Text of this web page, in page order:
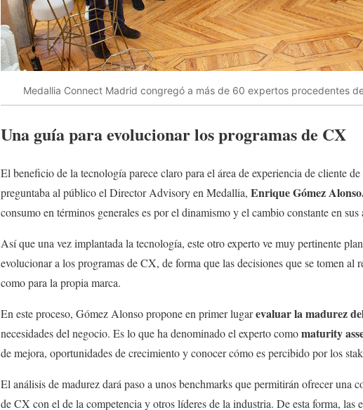
Medallia Connect Madrid congregó a más de 60 expertos procedentes
Una guía para evolucionar los programas de CX
El beneficio de la tecnología parece claro para el área de experiencia de cliente
preguntaba al público el Director Advisory en Medallia, Enrique Gómez
consumo en términos generales es por el dinamismo y el cambio constante en sus
Así que una vez implantada la tecnología, este otro experto ve muy pertinente
evolucionar a los programas de CX, de forma que las decisiones que se tomen al
como para la propia marca.
En este proceso, Gómez Alonso propone en primer lugarevaluar la madurez
necesidades del negocio. Es lo que ha denominado el experto comomaturity
de mejora, oportunidades de crecimiento y conocer cómo es percibido por los
El análisis de madurez dará paso a unos benchmarks que permitirán ofrecer una
de CX con el de la competencia y otros líderes de la industria. De esta forma, las